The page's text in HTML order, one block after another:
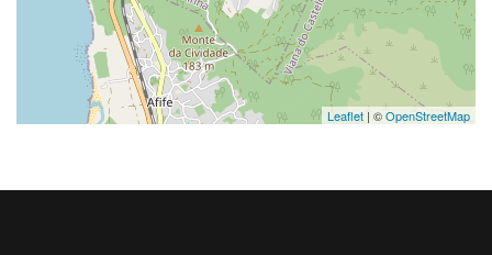
Leaflet | ©OpenStreetMap